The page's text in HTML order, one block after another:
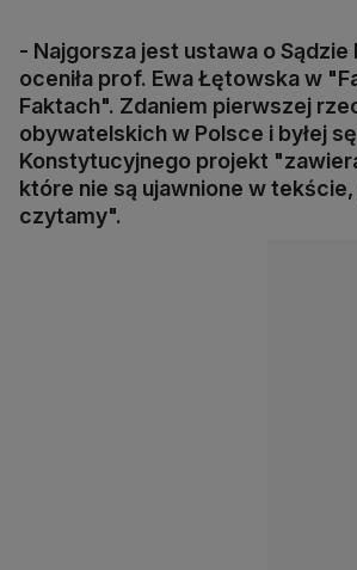
- Najgorsza jest ustawa o
oceniła prof. Ewa Łętowska w
Faktach". Zdaniem pierwszej
obywatelskich w Polsce i byłej
Konstytucyjnego projekt
które nie są ujawnione w
czytamy".